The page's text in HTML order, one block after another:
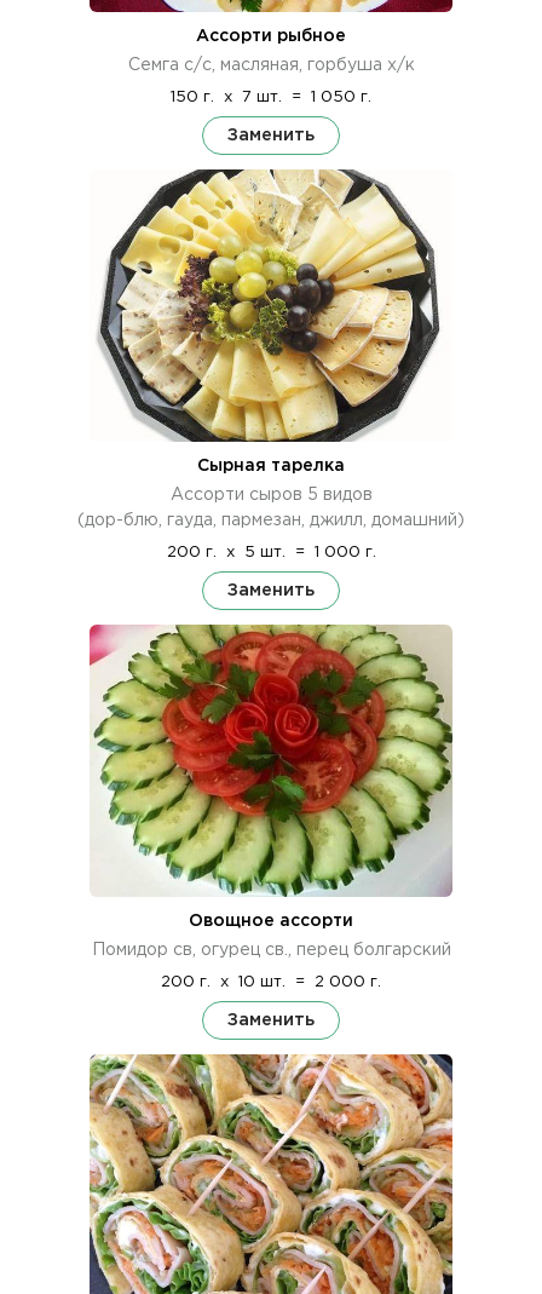
Ассорти рыбное
Семга с/с, масляная, горбуша х/к
150 г. x 7 шт. = 1 050 г.
Заменить
Сырная тарелка
Ассорти сыров 5 видов
(дор-блю, гауда, пармезан, джилл, домашний)
200 г. x 5 шт. = 1 000 г.
Заменить
Овощное ассорти
Помидор св, огурец св., перец болгарский
200 г. x 10 шт. = 2 000 г.
Заменить